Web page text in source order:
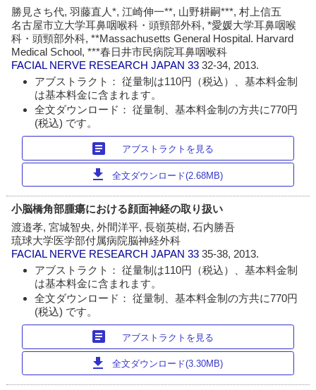
勝見さち代, 羽藤直人*, 江崎伸一**, 山野耕嗣***, 村上信五
名古屋市立大学耳鼻咽喉科・頭頸部外科, *愛媛大学耳鼻咽喉
科・頭頸部外科, **Massachusetts General Hospital. Harvard
Medical School, ***春日井市民病院耳鼻咽喉科
FACIAL NERVE RESEARCH JAPAN 3332-34, 2013.
アブストラクト： 従量制は110円（税込）、基本料金制
は基本料金に含まれます。
全文ダウンロード： 従量制、基本料金制の方共に770円
(税込) です。
article アブストラクトを見る
download 全文ダウンロード(2.68MB)
小脳橋角部腫瘍における顔面神経の取り扱い
渡邉孝, 宮城智央, 外間洋平, 長嶺英樹, 石内勝吾
琉球大学医学部付属病院脳神経外科
FACIAL NERVE RESEARCH JAPAN 3335-38, 2013.
アブストラクト： 従量制は110円（税込）、基本料金制
は基本料金に含まれます。
全文ダウンロード： 従量制、基本料金制の方共に770円
(税込) です。
article アブストラクトを見る
download 全文ダウンロード(3.30MB)